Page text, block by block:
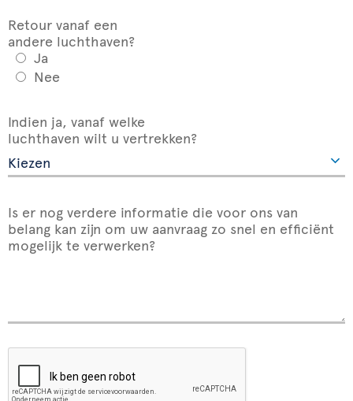
Retour vanaf een
andere luchthaven?
Ja
Nee
Indien ja, vanaf welke
luchthaven wilt u vertrekken?
Is er nog verdere informatie die voor ons van
belang kan zijn om uw aanvraag zo snel en efficiënt
mogelijk te verwerken?